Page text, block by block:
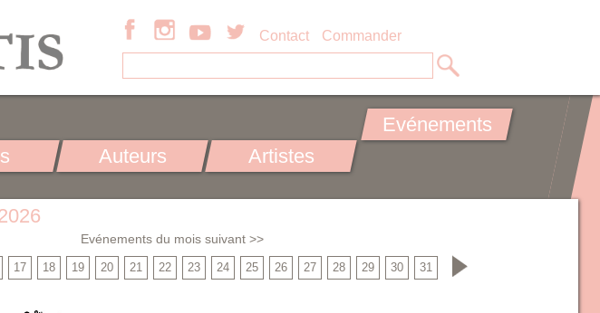
Contact Commander
Auteurs Artistes
Evénements
Evénements du mois suivant >>
17 18 19 20 21 22 23 24 25 26 27 28 29 30 31